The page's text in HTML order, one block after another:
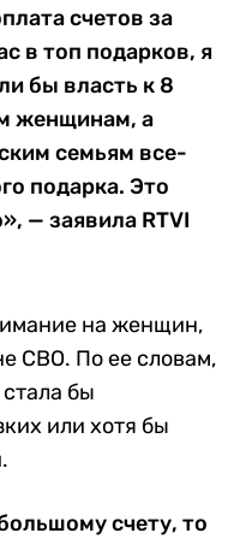
счетов за
в топ подарков, я
бы власть к 8
женщинам, а
семьям все-
подарка. Это
— заявила RTVI
на женщин,
СВО. По ее словам,
бы
или хотя бы
счету, то